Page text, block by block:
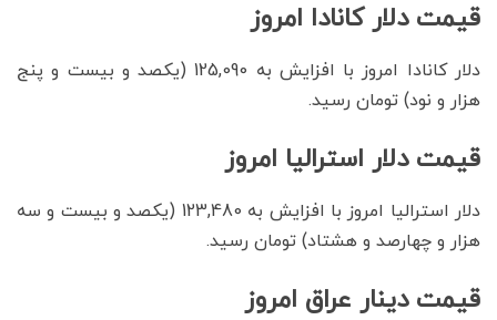
قیمت دلار کانادا امروز
دلار کانادا امروز با افزایش به 125,090 (یکصد و بیست و پنج
هزار و نود) تومان رسید.
قیمت دلار استرالیا امروز
دلار استرالیا امروز با افزایش به 123,480 (یکصد و بیست و سه
هزار و چهارصد و هشتاد) تومان رسید.
قیمت دینار عراق امروز